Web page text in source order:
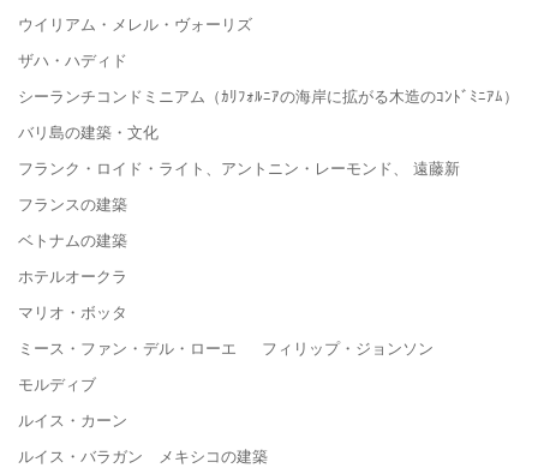
ウイリアム・メレル・ヴォーリズ
ザハ・ハディド
シーランチコンドミニアム（ｶﾘﾌｫﾙﾆｱの海岸に拡がる木造のｺﾝﾄﾞﾐﾆｱﾑ）
バリ島の建築・文化
フランク・ロイド・ライト、アントニン・レーモンド、 遠藤新
フランスの建築
ベトナムの建築
ホテルオークラ
マリオ・ボッタ
ミース・ファン・デル・ローエ フィリップ・ジョンソン
モルディブ
ルイス・カーン
ルイス・バラガン メキシコの建築